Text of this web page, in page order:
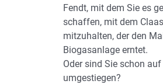
Fendt, mit dem Sie es
schaffen, mit dem
mitzuhalten, der den
Biogasanlage erntet.
Oder sind Sie schon
umgestiegen?